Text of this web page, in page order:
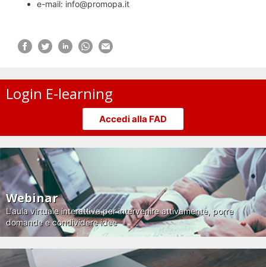
e-mail: info@promopa.it
Login E-learning
Accedi alla FAD
Webinar
L'aula virtuale interattiva per intervenire attivamente, porre
domande e condividere idee